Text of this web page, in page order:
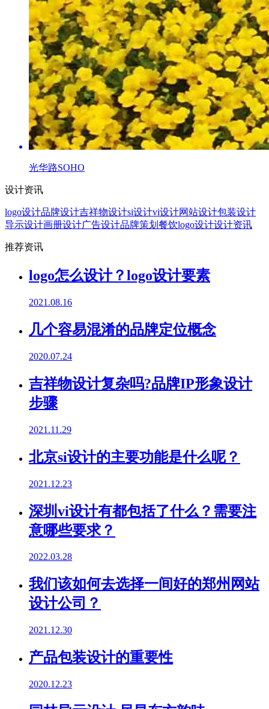
光华路SOHO
设计资讯
logo设计品牌设计吉祥物设计si设计vi设计网站设计包装设计
导示设计画册设计广告设计品牌策划 餐饮logo设计设计资讯
推荐资讯
logo怎么设计？logo设计要素
2021.08.16
几个容易混淆的品牌定位概念
2020.07.24
吉祥物设计复杂吗?品牌IP形象设计
步骤
2021.11.29
北京si设计的主要功能是什么呢？
2021.12.23
深圳vi设计有都包括了什么？需要注
意哪些要求？
2022.03.28
我们该如何去选择一间好的郑州网站
设计公司？
2021.12.30
产品包装设计的重要性
2020.12.23